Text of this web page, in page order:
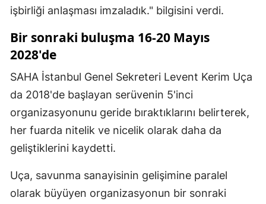
işbirliği anlaşması imzaladık." bilgisini verdi.
Bir sonraki buluşma 16-20 Mayıs
2028'de
SAHA İstanbul Genel Sekreteri Levent Kerim Uça
da 2018'de başlayan serüvenin 5'inci
organizasyonunu geride bıraktıklarını belirterek,
her fuarda nitelik ve nicelik olarak daha da
geliştiklerini kaydetti.
Uça, savunma sanayisinin gelişimine paralel
olarak büyüyen organizasyonun bir sonraki